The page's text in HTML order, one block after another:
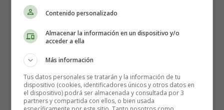
Cuentacubos
Recursos educativos
¿Cuántos cubos crees qué hay en cada grupo? Recuerda
que hay cubos por debajo y por detrás.
Contenido personalizado
Almacenar la información en un dispositivo y/o
acceder a ella
Más información
Tus datos personales se tratarán y la información de tu
dispositivo (cookies, identificadores únicos y otros datos en
el dispositivo) podrá ser almacenada y consultada por 3
partners y compartida con ellos, o bien usada